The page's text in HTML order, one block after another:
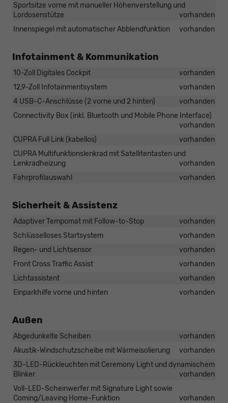
Sportsitze vorne mit manueller Höhenverstellung und
Lordosenstütze
vorhanden
Innenspiegel mit automatischer Abblendfunktion
vorhanden
Infotainment & Kommunikation
10-Zoll Digitales Cockpit
vorhanden
12,9-Zoll Infotainmentsystem
vorhanden
4 USB-C-Anschlüsse (2 vorne und 2 hinten)
vorhanden
Connectivity Box (inkl. Bluetooth und Mobile Phone Interface)
vorhanden
CUPRA Full Link (kabellos)
vorhanden
CUPRA Multifunktionslenkrad mit Satellitentasten und
Lenkradheizung
vorhanden
Fahrprofilauswahl
vorhanden
Sicherheit & Assistenz
Adaptiver Tempomat mit Follow-to-Stop
vorhanden
Schlüsselloses Startsystem
vorhanden
Regen- und Lichtsensor
vorhanden
Front Cross Traffic Assist
vorhanden
Lichtassistent
vorhanden
Einparkhilfe vorne und hinten
vorhanden
Außen
Abgedunkelte Scheiben
vorhanden
Akustik-Windschutzscheibe mit Wärmeisolierung
vorhanden
3D-LED-Rückleuchten mit Ceremony Light und dynamischem
Blinker
vorhanden
Voll-LED-Scheinwerfer mit Signature Light sowie
Coming/Leaving Home-Funktion
vorhanden